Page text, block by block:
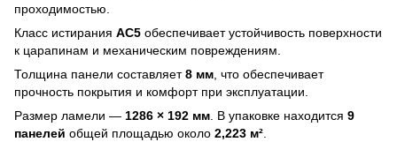
проходимостью.
Класс истирания AC5 обеспечивает устойчивость поверхности
к царапинам и механическим повреждениям.
Толщина панели составляет8 мм, что обеспечивает
прочность покрытия и комфорт при эксплуатации.
Размер ламели — 1286 × 192 мм. В упаковке находится 9
панелей общей площадью около 2,223 м².